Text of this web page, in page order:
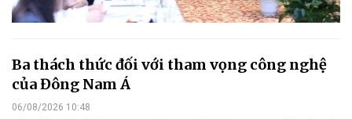
Ba thách thức đối với tham vọng công nghệ
của Đông Nam Á
06/08/2026 10:48